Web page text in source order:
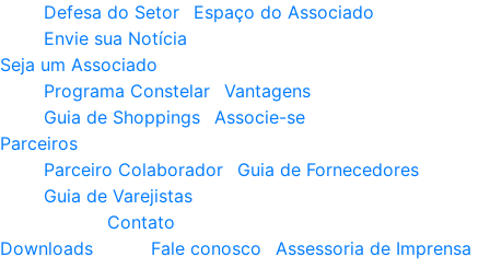
Defesa do Setor
Espaço do Associado
Envie sua Notícia
Seja um Associado
Programa Constelar
Vantagens
Guia de Shoppings
Associe-se
Parceiros
Parceiro Colaborador
Guia de Fornecedores
Guia de Varejistas
Downloads
Contato
Fale conosco
Assessoria de Imprensa